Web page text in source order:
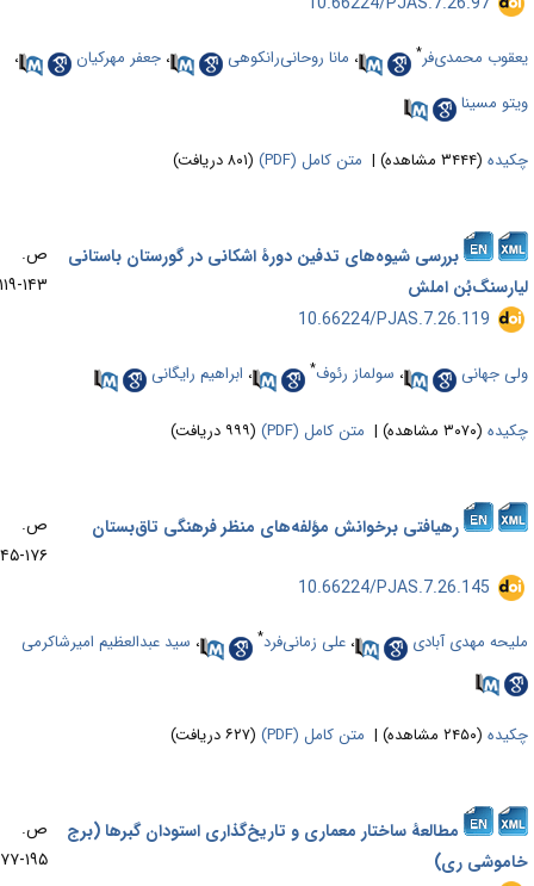
محمدی‌فر* ،مانا روحانی‌رانکوهی ،جعفر مهرکیان
،
مسینا
(۳۴۴۴ مشاهده) | متن کامل (PDF) (۸۰۱ دریافت)
بررسی شیوه‌های تدفین دورۀ اشکانی در گورستان باستانی
املش
ص.
۱۴۳-۱۱۹
‎ 10.66224/PJAS.7.26.119
جهانی ،سولماز رئوف* ،ابراهیم رایگانی
(۳۰۷۰ مشاهده) | متن کامل (PDF) (۹۹۹ دریافت)
رهیافتی برخوانش مؤلفه‌های منظر فرهنگی تاق‌بستان
ص.
۱۷۶-۱۴۵
‎ 10.66224/PJAS.7.26.145
مهدی آبادی ،علی زمانی‌فرد* ،سید عبدالعظیم امیرشاکرمی
(۲۴۵۰ مشاهده) | متن کامل (PDF) (۶۲۷ دریافت)
مطالعۀ ساختار معماری و تاریخ‌گذاری استودان گبرها (برج
ری)
ص.
۱۹۵-۱۷۷